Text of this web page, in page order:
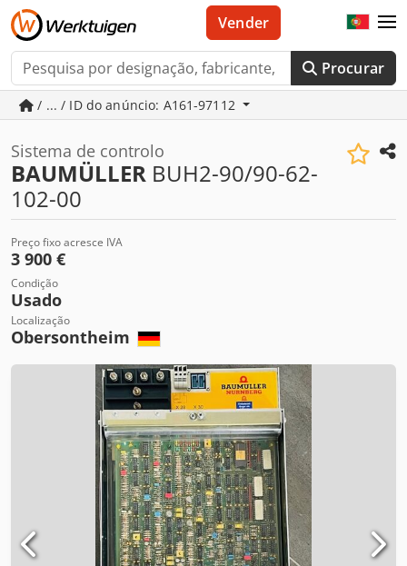
Procurar
Vender
/ ... / ID do anúncio: A161-97112
Sistema de controlo
BAUMÜLLER BUH2-90/90-62-
102-00
Preço fixo acresce IVA
3 900 €
Condição
Usado
Localização
Obersontheim